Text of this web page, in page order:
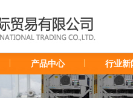
产品中心 行业新